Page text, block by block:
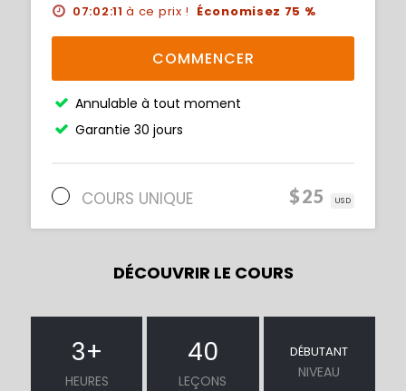
07:02:10à ce prix ! Économisez 75 %
COMMENCER
Annulable à tout moment
Garantie 30 jours
COURS UNIQUE $25 USD
DÉCOUVRIR LE COURS
3+
HEURES
40
LEÇONS
DÉBUTANT
NIVEAU